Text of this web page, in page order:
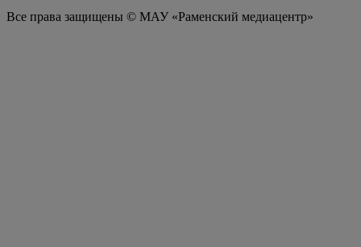
Все права защищены © МАУ «Раменский медиацентр»